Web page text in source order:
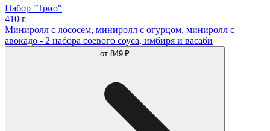
Набор "Трио"
410 г
Миниролл с лососем, миниролл с огурцом, миниролл с
авокадо - 2 набора соевого соуса, имбиря и васаби
от 849 ₽